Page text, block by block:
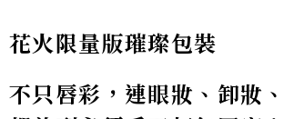
花火限量版璀璨包裝
不只唇彩，連眼妝、卸妝